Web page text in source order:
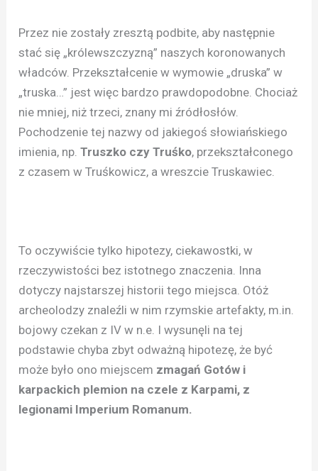
Przez nie zostały zresztą podbite, aby następnie
stać się „królewszczyzną” naszych koronowanych
władców. Przekształcenie w wymowie „druska” w
„truska…” jest więc bardzo prawdopodobne. Chociaż
nie mniej, niż trzeci, znany mi źródłosłów.
Pochodzenie tej nazwy od jakiegoś słowiańskiego
imienia, np.Truszko czy Truśko, przekształconego
z czasem w Truśkowicz, a wreszcie Truskawiec.
To oczywiście tylko hipotezy, ciekawostki, w
rzeczywistości bez istotnego znaczenia. Inna
dotyczy najstarszej historii tego miejsca. Otóż
archeolodzy znaleźli w nim rzymskie artefakty, m.in.
bojowy czekan z IV w n.e. I wysunęli na tej
podstawie chyba zbyt odważną hipotezę, że być
może było ono miejscem zmagań Gotów i
karpackich plemion na czele z Karpami, z
legionami Imperium Romanum.